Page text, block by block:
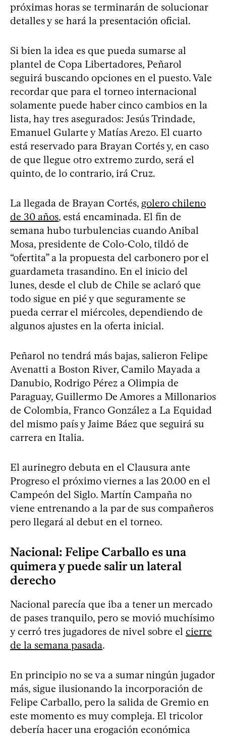
próximas horas se terminarán de solucionar
detalles y se hará la presentación oficial.
Si bien la idea es que pueda sumarse al
plantel de Copa Libertadores, Peñarol
seguirá buscando opciones en el puesto. Vale
recordar que para el torneo internacional
solamente puede haber cinco cambios en la
lista, hay tres asegurados: Jesús Trindade,
Emanuel Gularte y Matías Arezo. El cuarto
está reservado para Brayan Cortés y, en caso
de que llegue otro extremo zurdo, será el
quinto, de lo contrario, irá Cruz.
La llegada de Brayan Cortés, golero chileno
de 30 años, está encaminada. El fin de
semana hubo turbulencias cuando Anibal
Mosa, presidente de Colo-Colo, tildó de
“ofertita” a la propuesta del carbonero por el
guardameta trasandino. En el inicio del
lunes, desde el club de Chile se aclaró que
todo sigue en pié y que seguramente se
pueda cerrar el miércoles, dependiendo de
algunos ajustes en la oferta inicial.
Peñarol no tendrá más bajas, salieron Felipe
Avenatti a Boston River, Camilo Mayada a
Danubio, Rodrigo Pérez a Olimpia de
Paraguay, Guillermo De Amores a Millonarios
de Colombia, Franco González a La Equidad
del mismo país y Jaime Báez que seguirá su
carrera en Italia.
El aurinegro debuta en el Clausura ante
Progreso el próximo viernes a las 20.00 en el
Campeón del Siglo. Martín Campaña no
viene entrenando a la par de sus compañeros
pero llegará al debut en el torneo.
Nacional: Felipe Carballo es una
quimera y puede salir un lateral
derecho
Nacional parecía que iba a tener un mercado
de pases tranquilo, pero se movió muchísimo
y cerró tres jugadores de nivel sobre el cierre
de la semana pasada.
En principio no se va a sumar ningún jugador
más, sigue ilusionando la incorporación de
Felipe Carballo, pero la salida de Gremio en
este momento es muy compleja. El tricolor
debería hacer una erogación económica